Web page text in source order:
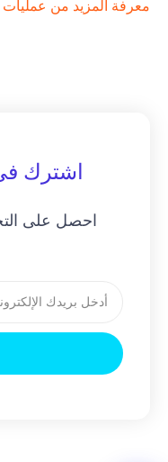
معرفة المزيد من عمليات
اشترك
احصل على
بريد